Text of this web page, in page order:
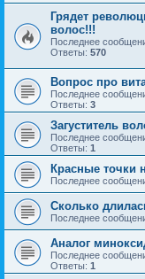
Грядет
волос!!!
Последнее
Ответы: 570
Вопрос про
Последнее
Ответы: 3
Загуститель
Последнее
Ответы: 1
Красные точки
Последнее
Сколько
Последнее
Аналог
Последнее
Ответы: 1